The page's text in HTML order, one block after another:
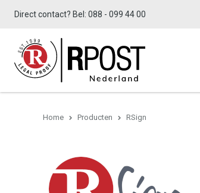
Direct contact? Bel: 088 - 099 44 00
Home Producten RSign